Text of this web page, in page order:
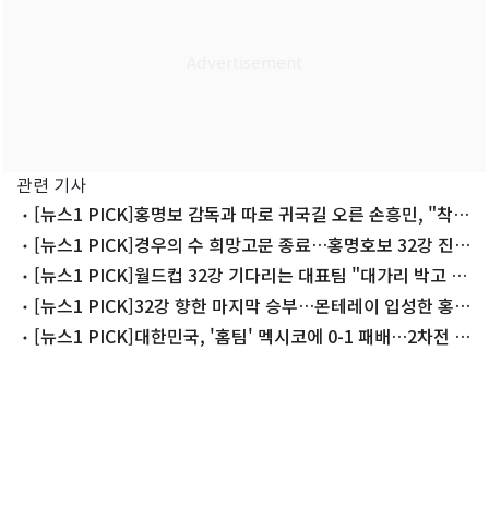
관련 기사
[뉴스1 PICK]홍명보 감독과 따로 귀국길 오른 손흥민, "착잡
하고 마음 아파…다시 죽기 살기로 달리겠다"
[뉴스1 PICK]경우의 수 희망고문 종료…홍명호보 32강 진출
실패[뉴스1 PICK]월드컵 32강 기다리는 대표팀 "대가리 박고 뛴
다는 심정"
[뉴스1 PICK]32강 향한 마지막 승부…몬테레이 입성한 홍명
보호[뉴스1 PICK]대한민국, '홈팀' 멕시코에 0-1 패배…2차전 징